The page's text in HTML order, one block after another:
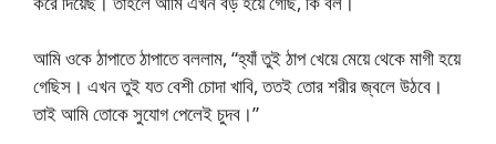
আমি ওকে ঠাপাতে ঠাপাতে বললাম, “হ্যাঁ তুই ঠাপ খেয়ে মেয়ে থেকে মাগী হয়ে
গেছিস। এখন তুই যত বেশী চোদা খাবি, ততই তোর শরীর জ্বলে উঠবে।
তাই আমি তোকে সুযোগ পেলেই চুদব।”